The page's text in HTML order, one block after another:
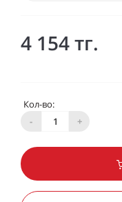
4 154 тг.
Кол-во:
-
+